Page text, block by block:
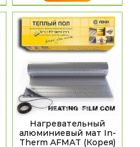
Нагревательный
алюминиевый мат In-
Therm AFMAT (Корея)